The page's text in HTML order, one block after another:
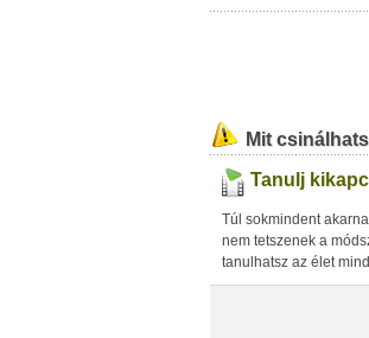
Mit
Tanulj
Túl sokmindent
nem tetszenek a
tanulhatsz az élet